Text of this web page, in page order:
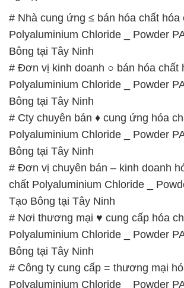
# Đơn vị chuyên bán – kinh doanh
chất Polyaluminium Chloride _
Tạo Bông tại Tây Ninh
# Nơi thương mại ♥ cung cấp hóa
Polyaluminium Chloride _ Powder
Bông tại Tây Ninh
# Công ty cung cấp = thương mại
Polyaluminium Chloride _ Powder
Bông tại Tây Ninh
# Đơn vị chuyên cung cấp ~ bán hóa
Polyaluminium Chloride _ Powder
Bông tại Tây Ninh
# Nơi chuyên bán π thương mại hóa
Polyaluminium Chloride _ Powder
Bông tại Tây Ninh
# Đơn vị chuyên phân phối * kinh